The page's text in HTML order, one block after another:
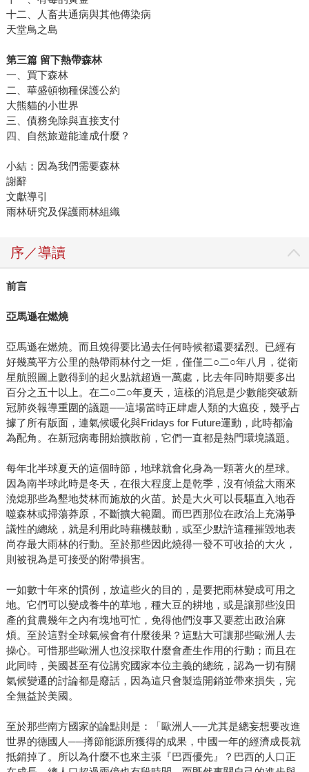
十二、人畜共通病與其他傳染病
天堂鳥之島
第三篇 留下熱帶森林
一、買下森林
二、華盛頓物種保護公約
大熊貓的小世界
三、債務免除與直接支付
四、自然旅遊能達成什麼？
小結：因為我們需要森林
謝辭
文獻導引
雨林研究及保護雨林組織
序／導讀
前言
亞馬遜在燃燒
亞馬遜在燃燒。而且燒得要比過去任何時候都還要猛烈。已經有
好幾萬平方公里的熱帶雨林付之一炬，僅僅二○二○年八月，從衛
星航照圖上數得到的起火點就超過一萬處，比去年同時期要多出
百分之五十以上。在二○二○年夏天，這樣的消息是少數能突破新
冠肺炎報導重圍的議題──這場當時正肆虐人類的大瘟疫，幾乎占
據了所有版面，連氣候暖化與Fridays for Future運動，此時都淪
為配角。在新冠病毒開始擴散前，它們一直都是熱門環境議題。
每年北半球夏天的這個時節，地球就會化身為一顆著火的星球。
因為南半球此時是冬天，在很大程度上是乾季，沒有傾盆大雨來
澆熄那些為墾地焚林而施放的火苗。於是大火可以長驅直入地吞
噬森林或掃蕩莽原，不斷擴大範圍。而巴西那位在政治上充滿爭
議性的總統，就是利用此時藉機鼓動，或至少默許這種摧毀地表
尚存最大雨林的行動。至於那些因此燒得一發不可收拾的大火，
則被視為是可接受的附帶損害。
一如數十年來的慣例，放這些火的目的，是要把雨林變成可用之
地。它們可以變成養牛的草地，種大豆的耕地，或是讓那些沒田
產的貧農幾年之內有塊地可忙，免得他們沒事又要惹出政治麻
煩。至於這對全球氣候會有什麼後果？這點大可讓那些歐洲人去
操心。可惜那些歐洲人也沒採取什麼會產生作用的行動；而且在
此同時，美國甚至有位講究國家本位主義的總統，認為一切有關
氣候變遷的討論都是廢話，因為這只會製造開銷並帶來損失，完
全無益於美國。
至於那些南方國家的論點則是：「歐洲人──尤其是總妄想要改進
世界的德國人──撙節能源所獲得的成果，中國一年的經濟成長就
抵銷掉了。所以為什麼不也來主張『巴西優先』？巴西的人口正